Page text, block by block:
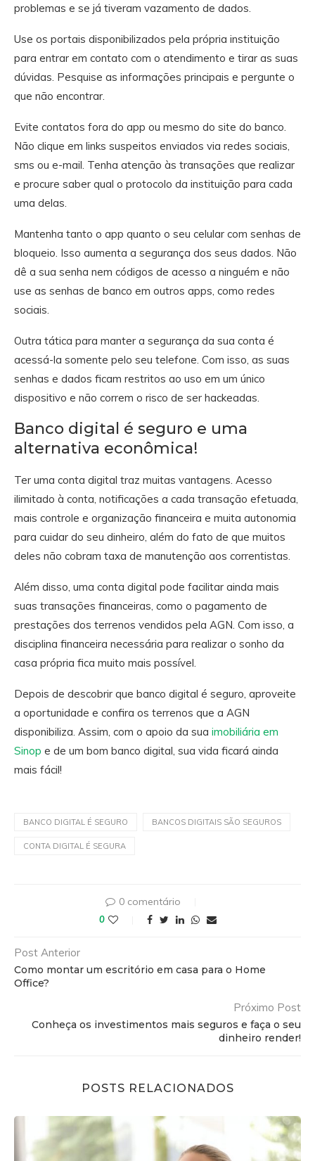
problemas e se já tiveram vazamento de dados.
Use os portais disponibilizados pela própria instituição
para entrar em contato com o atendimento e tirar as suas
dúvidas. Pesquise as informações principais e pergunte o
que não encontrar.
Evite contatos fora do app ou mesmo do site do banco.
Não clique em links suspeitos enviados via redes sociais,
sms ou e-mail. Tenha atenção às transações que realizar
e procure saber qual o protocolo da instituição para cada
uma delas.
Mantenha tanto o app quanto o seu celular com senhas de
bloqueio. Isso aumenta a segurança dos seus dados. Não
dê a sua senha nem códigos de acesso a ninguém e não
use as senhas de banco em outros apps, como redes
sociais.
Outra tática para manter a segurança da sua conta é
acessá-la somente pelo seu telefone. Com isso, as suas
senhas e dados ficam restritos ao uso em um único
dispositivo e não correm o risco de ser hackeadas.
Banco digital é seguro e uma
alternativa econômica!
Ter uma conta digital traz muitas vantagens. Acesso
ilimitado à conta, notificações a cada transação efetuada,
mais controle e organização financeira e muita autonomia
para cuidar do seu dinheiro, além do fato de que muitos
deles não cobram taxa de manutenção aos correntistas.
Além disso, uma conta digital pode facilitar ainda mais
suas transações financeiras, como o pagamento de
prestações dos terrenos vendidos pela AGN. Com isso, a
disciplina financeira necessária para realizar o sonho da
casa própria fica muito mais possível.
Depois de descobrir que banco digital é seguro, aproveite
a oportunidade e confira os terrenos que a AGN
disponibiliza. Assim, com o apoio da sua imobiliária em
Sinop e de um bom banco digital, sua vida ficará ainda
mais fácil!
BANCO DIGITAL É SEGURO BANCOS DIGITAIS SÃO SEGUROS
CONTA DIGITAL É SEGURA
0 comentário
0
Post Anterior
Como montar um escritório em casa para o Home
Office?
Próximo Post
Conheça os investimentos mais seguros e faça o seu
dinheiro render!
POSTS RELACIONADOS